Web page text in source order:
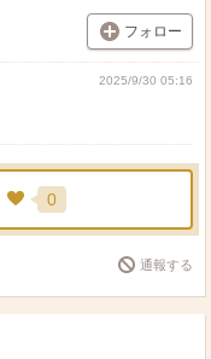
フォロー
2025/9/30 05:16
0
通報する